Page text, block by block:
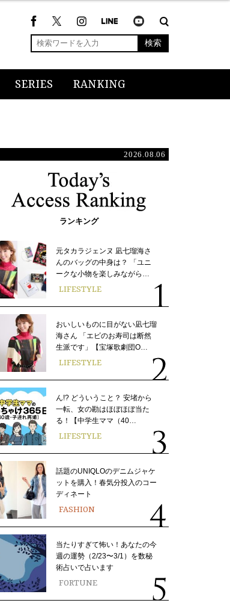
検索
SERIES RANKING
2026.08.06
ランキング
元タカラジェンヌ 凪七瑠海さ
んのバッグの中身は？ 「ユニ
ークな小物を楽しみながら…
LIFESTYLE
おいしいものに目がない凪七瑠
海さん 「エビのお寿司は断然
生派です」【宝塚歌劇団O…
LIFESTYLE
ん!? どういうこと？ 安堵から
一転、女の勘はほぼほぼ当た
る！【中学生ママ（40…
LIFESTYLE
話題のUNIQLOのデニムジャケ
ットを購入！春気分投入のコー
ディネート
FASHION
当たりすぎて怖い！あなたの今
週の運勢（2/23〜3/1）を数秘
術占いで占います
FORTUNE